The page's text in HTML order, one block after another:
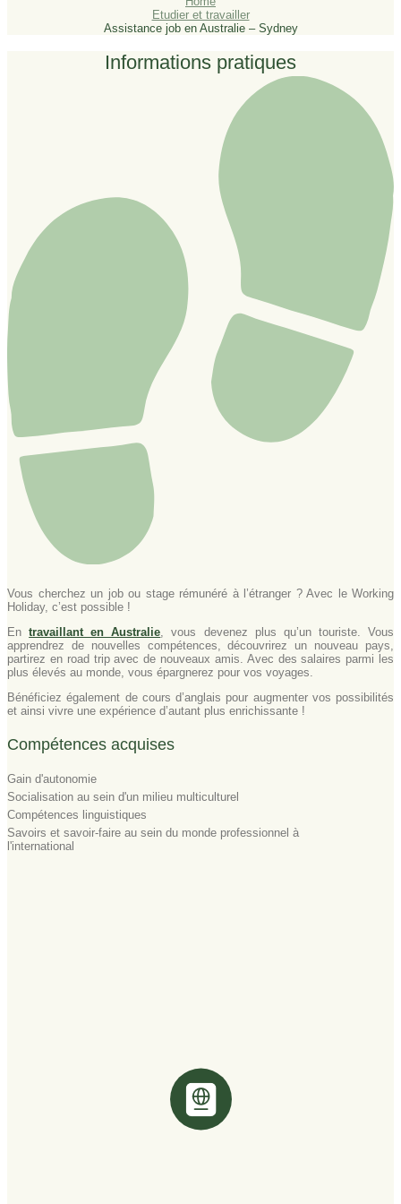
Etudier et travailler
Assistance job en Australie – Sydney
Informations pratiques
Vous cherchez un job ou stage rémunéré à l’étranger ? Avec le Working
Holiday, c’est possible !
Entravaillant en Australie, vous devenez plus qu’un touriste. Vous
apprendrez de nouvelles compétences, découvrirez un nouveau pays,
partirez en road trip avec de nouveaux amis. Avec des salaires parmi les
plus élevés au monde, vous épargnerez pour vos voyages.
Bénéficiez également de cours d’anglais pour augmenter vos possibilités
et ainsi vivre une expérience d’autant plus enrichissante !
Compétences acquises
Gain d'autonomie
Socialisation au sein d'un milieu multiculturel
Compétences linguistiques
Savoirs et savoir-faire au sein du monde professionnel à
l'international